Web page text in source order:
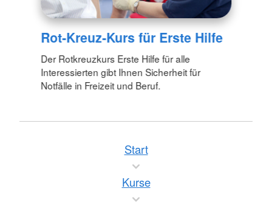
Rot-Kreuz-Kurs für Erste Hilfe
Der Rotkreuzkurs Erste Hilfe für alle
Interessierten gibt Ihnen Sicherheit für
Notfälle in Freizeit und Beruf.
Start
Kurse